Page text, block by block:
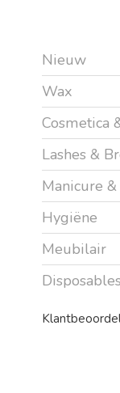
Nieuw
Wax
Cosmetica
Lashes &
Manicure
Hygiëne
Meubilair
Disposables